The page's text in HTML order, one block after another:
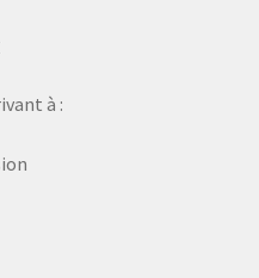
à :